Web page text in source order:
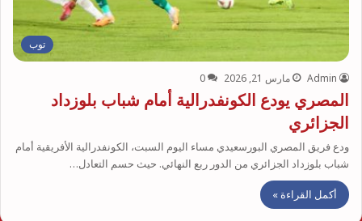
توب
Admin مارس 21, 2026 0
المصري يودع الكونفدرالية أمام شباب بلوزداد
الجزائري
ودع فريق المصري البورسعيدي مساء اليوم السبت، الكونفدرالية الأفريقية أمام
شباب بلوزداد الجزائري من الدور ربع النهائي. حيث حسم التعادل…
أكمل القراءة »